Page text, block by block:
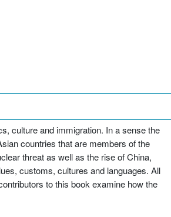
culture and immigration. In a sense the
countries that are members of the
threat as well as the rise of China,
customs, cultures and languages. All
to this book examine how the